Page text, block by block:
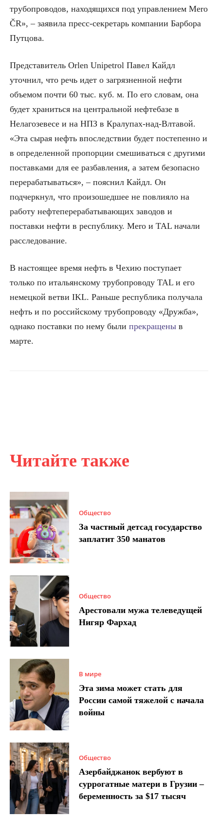
Читайте также
Общество
За частный детсад государство
заплатит 350 манатов
Общество
Арестовали мужа телеведущей
Нигяр Фархад
В мире
Эта зима может стать для
России самой тяжелой с начала
войны
Общество
Азербайджанок вербуют в
суррогатные матери в Грузии –
беременность за $17 тысяч
трубопроводов, находящихся под управлением Mero
ČR», – заявила пресс-секретарь компании Барбора
Путцова.
Представитель Orlen Unipetrol Павел Кайдл
уточнил, что речь идет о загрязненной нефти
объемом почти 60 тыс. куб. м. По его словам, она
будет храниться на центральной нефтебазе в
Нелагозевесе и на НПЗ в Кралупах-над-Влтавой.
«Эта сырая нефть впоследствии будет постепенно и
в определенной пропорции смешиваться с другими
поставками для ее разбавления, а затем безопасно
перерабатываться», – пояснил Кайдл. Он
подчеркнул, что произошедшее не повлияло на
работу нефтеперерабатывающих заводов и
поставки нефти в республику. Mero и TAL начали
расследование.
В настоящее время нефть в Чехию поступает
только по итальянскому трубопроводу TAL и его
немецкой ветви IKL. Раньше республика получала
нефть и по российскому трубопроводу «Дружба»,
однако поставки по нему были прекращены в
марте.